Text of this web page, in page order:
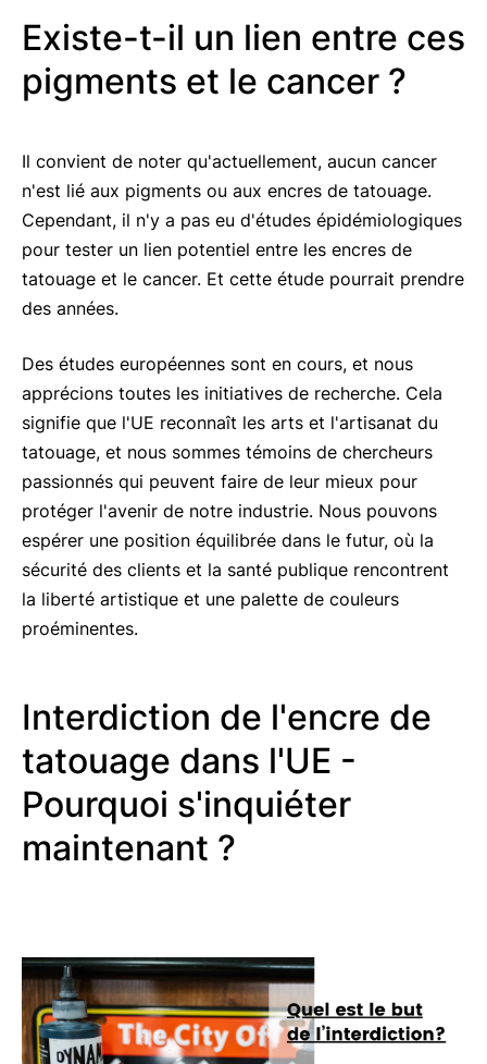
Existe-t-il un lien entre ces
pigments et le cancer ?
Il convient de noter qu'actuellement, aucun cancer
n'est lié aux pigments ou aux encres de tatouage.
Cependant, il n'y a pas eu d'études épidémiologiques
pour tester un lien potentiel entre les encres de
tatouage et le cancer. Et cette étude pourrait prendre
des années.
Des études européennes sont en cours, et nous
apprécions toutes les initiatives de recherche. Cela
signifie que l'UE reconnaît les arts et l'artisanat du
tatouage, et nous sommes témoins de chercheurs
passionnés qui peuvent faire de leur mieux pour
protéger l'avenir de notre industrie. Nous pouvons
espérer une position équilibrée dans le futur, où la
sécurité des clients et la santé publique rencontrent
la liberté artistique et une palette de couleurs
proéminentes.
Interdiction de l'encre de
tatouage dans l'UE -
Pourquoi s'inquiéter
maintenant ?